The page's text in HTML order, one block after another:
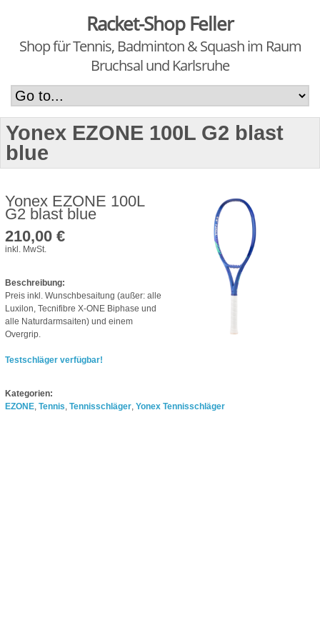
Racket-Shop Feller
Shop für Tennis, Badminton & Squash im Raum
Bruchsal und Karlsruhe
Yonex EZONE 100L G2 blast
blue
Yonex EZONE 100L
G2 blast blue
210,00 €
inkl. MwSt.
Beschreibung:
Preis inkl. Wunschbesaitung (außer: alle
Luxilon, Tecnifibre X-ONE Biphase und
alle Naturdarmsaiten) und einem
Overgrip.
Testschläger verfügbar!
Kategorien:
EZONE Tennis Tennisschläger Yonex Tennisschläger